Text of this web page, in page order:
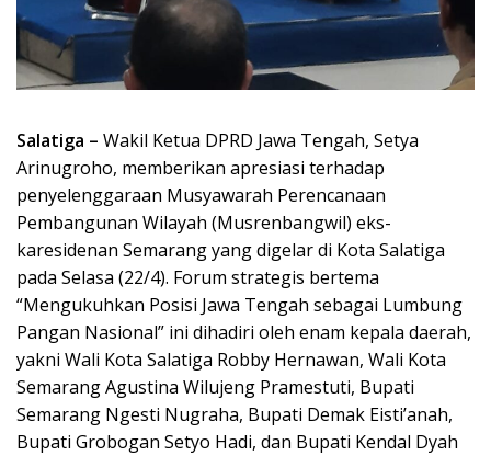
Salatiga – Wakil Ketua DPRD Jawa Tengah, Setya
Arinugroho, memberikan apresiasi terhadap
penyelenggaraan Musyawarah Perencanaan
Pembangunan Wilayah (Musrenbangwil) eks-
karesidenan Semarang yang digelar di Kota Salatiga
pada Selasa (22/4). Forum strategis bertema
“Mengukuhkan Posisi Jawa Tengah sebagai Lumbung
Pangan Nasional” ini dihadiri oleh enam kepala daerah,
yakni Wali Kota Salatiga Robby Hernawan, Wali Kota
Semarang Agustina Wilujeng Pramestuti, Bupati
Semarang Ngesti Nugraha, Bupati Demak Eisti’anah,
Bupati Grobogan Setyo Hadi, dan Bupati Kendal Dyah